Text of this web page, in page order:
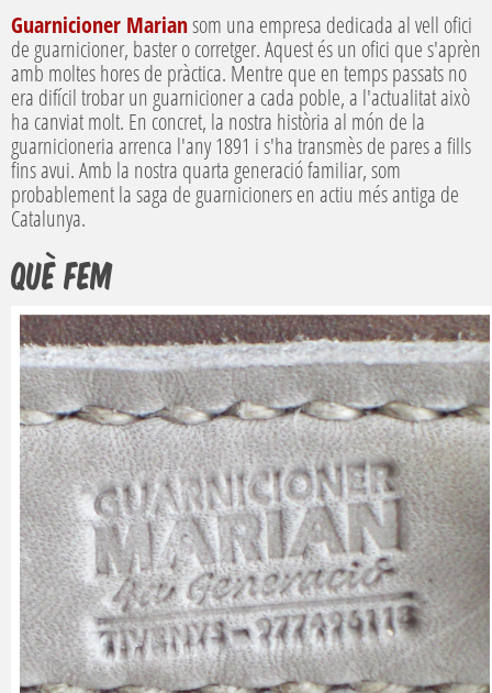
Guarnicioner Mariansom una empresa dedicada al vell ofici
de guarnicioner, baster o corretger. Aquest és un ofici que s'aprèn
amb moltes hores de pràctica. Mentre que en temps passats no
era difícil trobar un guarnicioner a cada poble, a l'actualitat això
ha canviat molt. En concret, la nostra història al món de la
guarnicioneria arrenca l'any 1891 i s'ha transmès de pares a fills
fins avui. Amb la nostra quarta generació familiar, som
probablement la saga de guarnicioners en actiu més antiga de
Catalunya.
QUè FEM